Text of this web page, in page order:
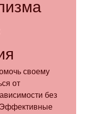
своему
от
без
Эффективные